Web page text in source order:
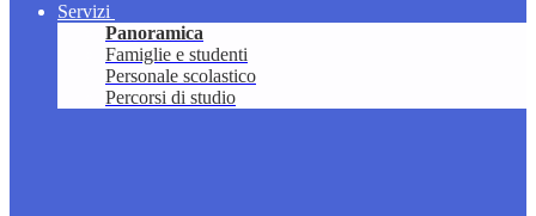
Servizi
Panoramica
Famiglie e studenti
Personale scolastico
Percorsi di studio